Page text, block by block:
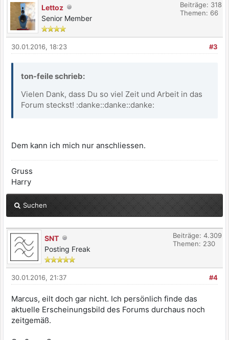
Lettoz
Senior Member
Beiträge: 318
Themen: 66
#3
30.01.2016, 18:23
ton-feile schrieb:
Vielen Dank, dass Du so viel Zeit und Arbeit in das
Forum steckst! :danke::danke::danke:
Dem kann ich mich nur anschliessen.
Gruss
Harry
Suchen
SNT
Posting Freak
Beiträge: 4.309
Themen: 230
#4
30.01.2016, 21:37
Marcus, eilt doch gar nicht. Ich persönlich finde das
aktuelle Erscheinungsbild des Forums durchaus noch
zeitgemäß.